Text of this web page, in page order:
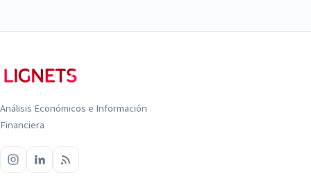
Análisis Económicos e Información
Financiera